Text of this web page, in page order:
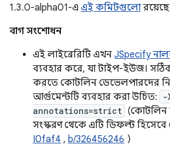
1.3.0-alpha01-এ এই কমিটগুলো
বাগ সংশোধন
এই লাইব্রেরিটি এখন JSpecify
ব্যবহার করে, যা টাইপ-ইউজ।
করতে কোটলিন ডেভেলপারদের
আর্গুমেন্টটি ব্যবহার করা উচিত: -
annotations=strict (কোটলিন
সংস্করণ থেকে এটি ডিফল্ট হিসেবে
I0faf4 , b/326456246 )